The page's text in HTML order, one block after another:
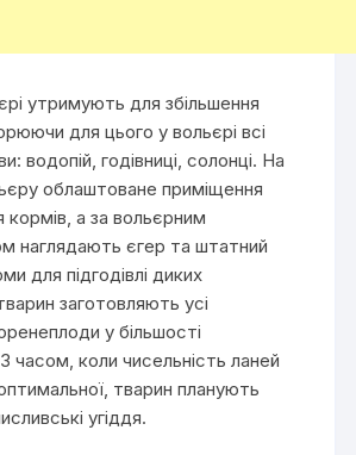
утримують для збільшення
для цього у вольєрі всі
водопій, годівниці, солонці. На
облаштоване приміщення
кормів, а за вольєрним
наглядають єгер та штатний
для підгодівлі диких
заготовляють усі
у більшості
часом, коли чисельність ланей
тварин планують
угіддя.